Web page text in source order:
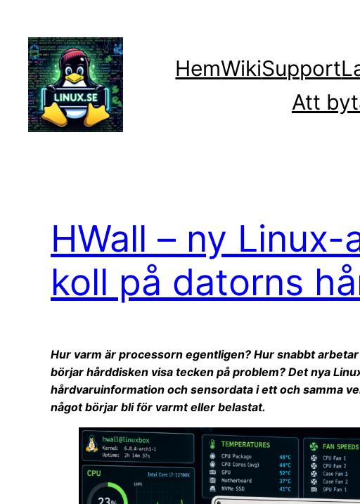
innehåll
HemWikiSupport
Att
HWall – ny
koll på datorns
Hur varm är processorn egentligen? Hur snabbt
börjar hårddisken visa tecken på problem? Det nya
hårdvaruinformation och sensordata i ett och samma
något börjar bli för varmt eller belastat.